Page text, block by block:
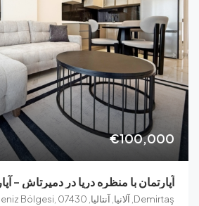
با منظره دریا در دمیرتاش – آپارتمان مبله 2+1